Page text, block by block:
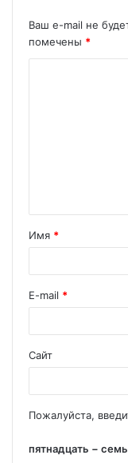
Ваш e-mail не
помечены *
Имя *
E-mail *
Сайт
Пожалуйста,
пятнадцать −